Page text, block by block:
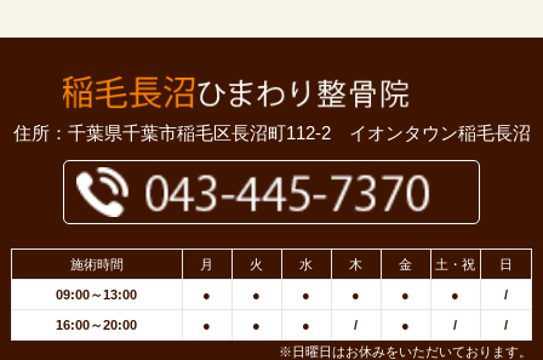
住所：千葉県千葉市稲毛区長沼町112-2 イオンタウン稲毛長沼
施術時間 月 火 水 木 金 土・祝 日
09:00～13:00 ● ● ● ● ● ● /
16:00～20:00 ● ● ● / ● /
/
※日曜日はお休みをいただいております。